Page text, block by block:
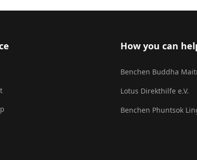
How you can
Benchen Buddha
Lotus Direkthilfe e.V.
Benchen Phuntsok